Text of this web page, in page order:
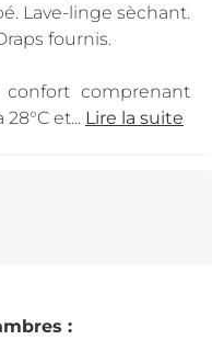
Lave-linge sèchant.
fournis.
comprenant
et... Lire la suite
: